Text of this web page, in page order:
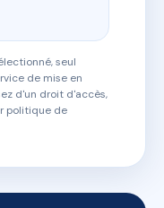
seul
de mise en
d'un droit d'accès,
politique de